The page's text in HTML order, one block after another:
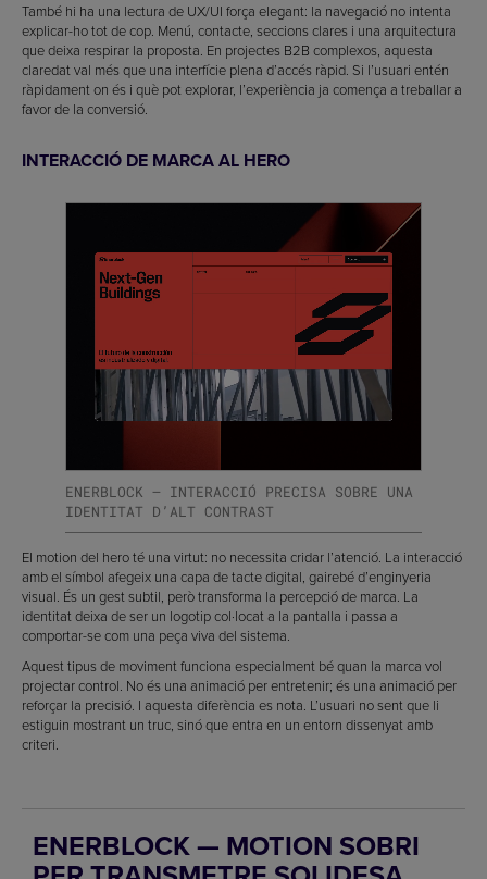
També hi ha una lectura de UX/UI força elegant: la navegació no intenta
explicar-ho tot de cop. Menú, contacte, seccions clares i una arquitectura
que deixa respirar la proposta. En projectes B2B complexos, aquesta
claredat val més que una interfície plena d’accés ràpid. Si l’usuari entén
ràpidament on és i què pot explorar, l’experiència ja comença a treballar a
favor de la conversió.
INTERACCIÓ DE MARCA AL HERO
ENERBLOCK — INTERACCIÓ PRECISA SOBRE UNA
IDENTITAT D’ALT CONTRAST
El motion del hero té una virtut: no necessita cridar l’atenció. La interacció
amb el símbol afegeix una capa de tacte digital, gairebé d’enginyeria
visual. És un gest subtil, però transforma la percepció de marca. La
identitat deixa de ser un logotip col·locat a la pantalla i passa a
comportar-se com una peça viva del sistema.
Aquest tipus de moviment funciona especialment bé quan la marca vol
projectar control. No és una animació per entretenir; és una animació per
reforçar la precisió. I aquesta diferència es nota. L’usuari no sent que li
estiguin mostrant un truc, sinó que entra en un entorn dissenyat amb
criteri.
ENERBLOCK — MOTION SOBRI